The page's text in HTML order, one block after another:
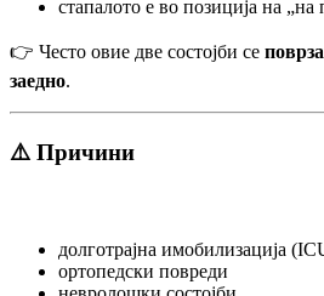
стапалото е во позиција на „на
👉 Често овие две состојби се
заедно.
⚠️ Причини
долготрајна имобилизација
ортопедски повреди